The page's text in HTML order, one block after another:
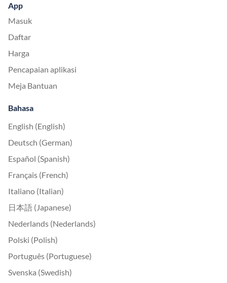
App
Masuk
Daftar
Harga
Pencapaian aplikasi
Meja Bantuan
Bahasa
English (English)
Deutsch (German)
Español (Spanish)
Français (French)
Italiano (Italian)
日本語 (Japanese)
Nederlands (Nederlands)
Polski (Polish)
Português (Portuguese)
Svenska (Swedish)